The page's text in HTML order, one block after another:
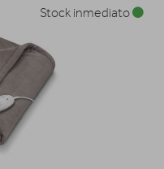
Stock inmediato